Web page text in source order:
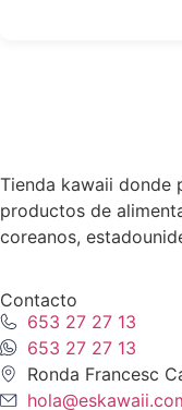
Tienda kawaii donde
productos de
coreanos,
Contacto
653 27 27 13
653 27 27 13
Ronda Francesc